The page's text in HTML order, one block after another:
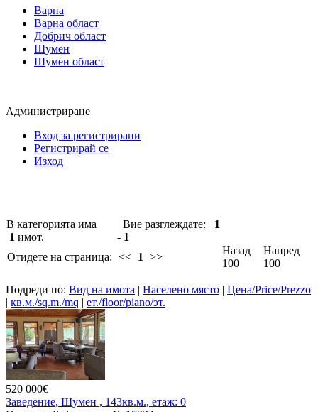
Варна
Варна област
Добрич област
Шумен
Шумен област
Администриране
Вход за регистрирани
Регистрирай се
Изход
В категорията има
1 имот.
Вие разглеждате:
1
- 1
Отидете на страница: << 1 >>
Назад
100
Напред
100
Подреди по: Вид на имота | Населено място | Цена/Price/Prezzo
| кв.м./sq.m./mq | ет./floor/piano/эт.
520 000€
Заведение, Шумен , 143кв.м., етаж: 0